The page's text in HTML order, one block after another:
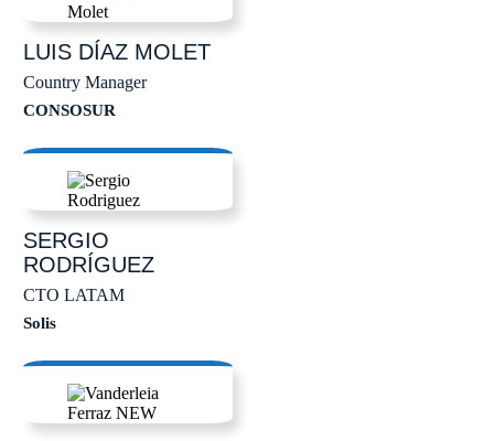
LUISDÍAZ MOLET
Country Manager
CONSOSUR
SERGIO
RODRÍGUEZ
CTO LATAM
Solis